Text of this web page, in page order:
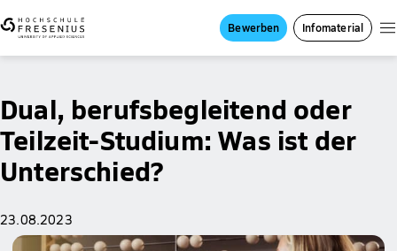
Bewerben Infomaterial
Dual, berufsbegleitend oder
Teilzeit-Studium: Was ist der
Unterschied?
23.08.2023